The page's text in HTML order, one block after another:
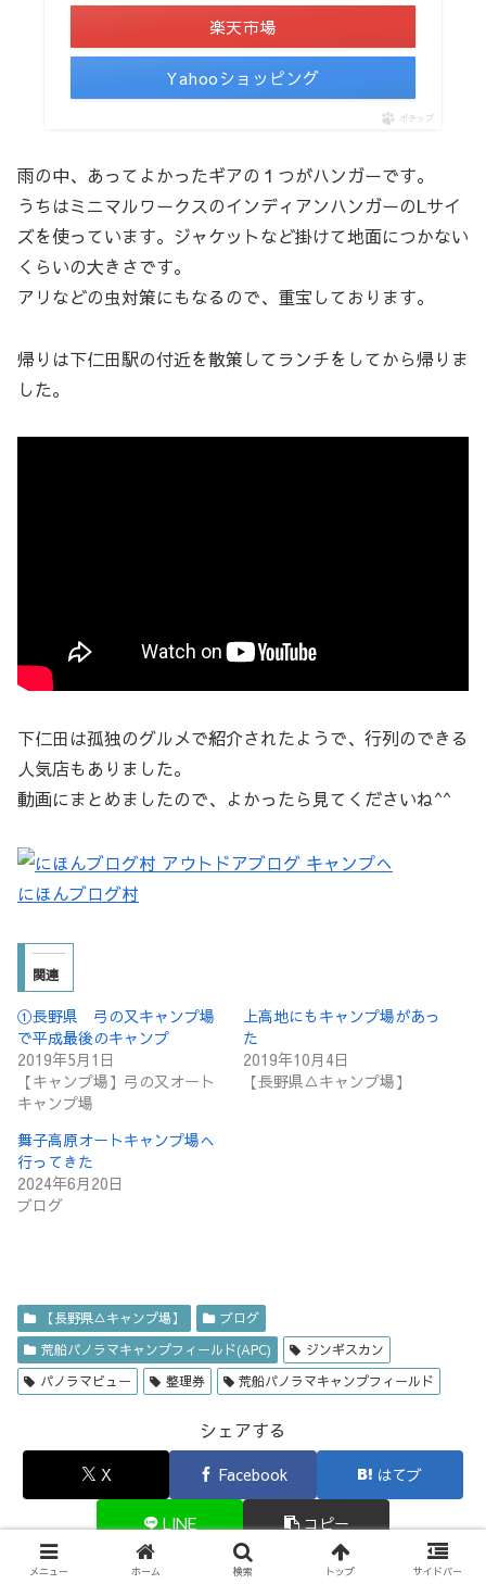
楽天市場
Yahooショッピング
ポチップ
雨の中、あってよかったギアの１つがハンガーです。
うちはミニマルワークスのインディアンハンガーのLサイ
ズを使っています。ジャケットなど掛けて地面につかない
くらいの大きさです。
アリなどの虫対策にもなるので、重宝しております。
帰りは下仁田駅の付近を散策してランチをしてから帰りま
した。
下仁田は孤独のグルメで紹介されたようで、行列のできる
人気店もありました。
動画にまとめましたので、よかったら見てくださいね^^
にほんブログ村
関連
①長野県 弓の又キャンプ場
で平成最後のキャンプ
2019年5月1日
【キャンプ場】弓の又オート
キャンプ場
上高地にもキャンプ場があっ
た
2019年10月4日
【長野県△キャンプ場】
舞子高原オートキャンプ場へ
行ってきた
2024年6月20日
ブログ
【長野県△キャンプ場】
ブログ
荒船パノラマキャンプフィールド(APC)
ジンギスカン
パノラマビュー
整理券 荒船パノラマキャンプフィールド
シェアする
X Facebook はてブ
LINE コピー
メニュー ホーム 検索 トップ サイドバー